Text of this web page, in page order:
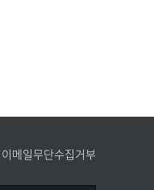
이메일무단수집거부